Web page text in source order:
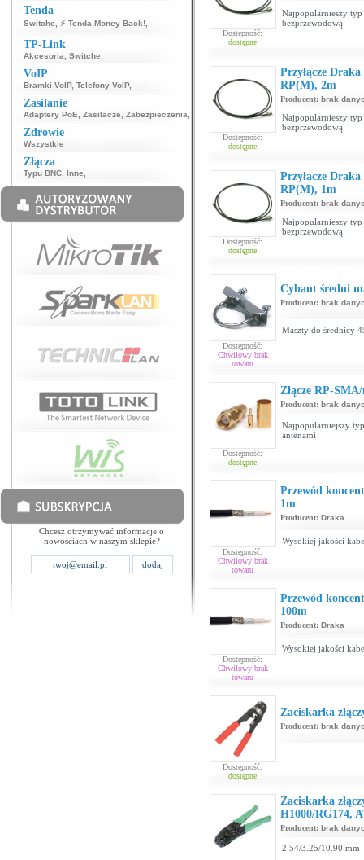
Tenda
Switche ⚡ Tenda Money Back!
TP-Link
Akcesoria Switche
VoIP
Bramki VoIP, Telefony VoIP,
Zasilanie
Adaptery PoE Zasilacze Zabezpieczenia
Zdrowie
Wszystkie
Złącza
Typu BNC Inne
Chcesz otrzymywać informacje o
nowościach w naszym sklepie?
Dostępność:
dostępne
Najpopularnieszy typ
bezprzewodową
Dostępność:
dostępne
Przyłącze
RP(M), 2m
Producent: brak
Najpopularnieszy typ
bezprzewodową
Dostępność:
dostępne
Przyłącze
RP(M), 1m
Producent: brak
Najpopularnieszy typ
bezprzewodową
Dostępność:
Chwilowy brak
towaru
Cybant średni
Producent: brak
Maszty do średnicy
Dostępność:
dostępne
Złącze RP-
Producent: brak
Najpopularniejszy
antenami
Dostępność:
Chwilowy brak
towaru
Przewód
1m
Producent: Draka
Wysokiej jakości
Dostępność:
Chwilowy brak
towaru
Przewód
100m
Producent: Draka
Wysokiej jakości
Dostępność:
dostępne
Zaciskarka
Producent: brak
Zaciskarka
H1000/RG174,
Producent: brak
2.54/3.25/10.90 mm